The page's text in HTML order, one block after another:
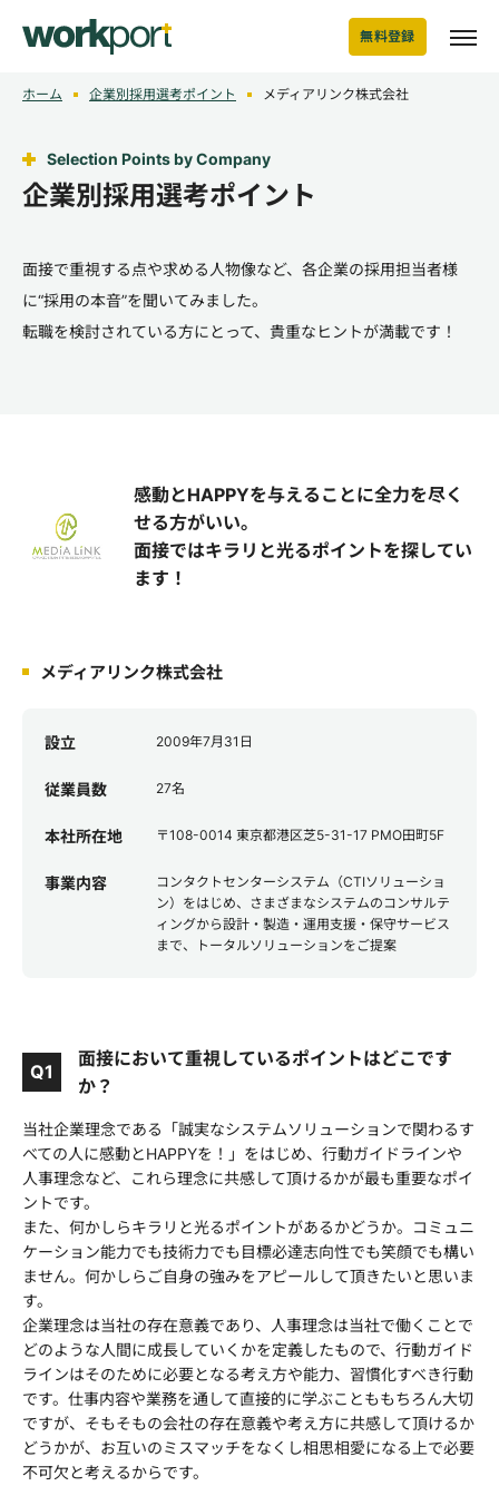
無料登録
ホーム 企業別採用選考ポイント メディアリンク株式会社
Selection Points by Company
企業別採用選考ポイント
面接で重視する点や求める人物像など、各企業の採用担当者様
に“採用の本音”を聞いてみました。
転職を検討されている方にとって、貴重なヒントが満載です！
感動とHAPPYを与えることに全力を尽く
せる方がいい。
面接ではキラリと光るポイントを探してい
ます！
メディアリンク株式会社
設立 2009年7月31日
従業員数 27名
本社所在地 〒108-0014 東京都港区芝5-31-17 PMO田町5F
事業内容
コンタクトセンターシステム（CTIソリューショ
ン）をはじめ、さまざまなシステムのコンサルテ
ィングから設計・製造・運用支援・保守サービス
まで、トータルソリューションをご提案
Q1
面接において重視しているポイントはどこです
か？
当社企業理念である「誠実なシステムソリューションで関わるす
べての人に感動とHAPPYを！」をはじめ、行動ガイドラインや
人事理念など、これら理念に共感して頂けるかが最も重要なポイ
ントです。
また、何かしらキラリと光るポイントがあるかどうか。コミュニ
ケーション能力でも技術力でも目標必達志向性でも笑顔でも構い
ません。何かしらご自身の強みをアピールして頂きたいと思いま
す。
企業理念は当社の存在意義であり、人事理念は当社で働くことで
どのような人間に成長していくかを定義したもので、行動ガイド
ラインはそのために必要となる考え方や能力、習慣化すべき行動
です。仕事内容や業務を通して直接的に学ぶことももちろん大切
ですが、そもそもの会社の存在意義や考え方に共感して頂けるか
どうかが、お互いのミスマッチをなくし相思相愛になる上で必要
不可欠と考えるからです。